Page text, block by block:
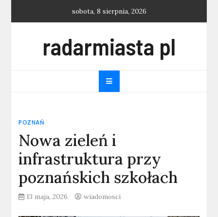
sobota, 8 sierpnia, 2026
radarmiasta pl
POZNAŃ
Nowa zieleń i
infrastruktura przy
poznańskich szkołach
13 maja, 2026 wiadomosci